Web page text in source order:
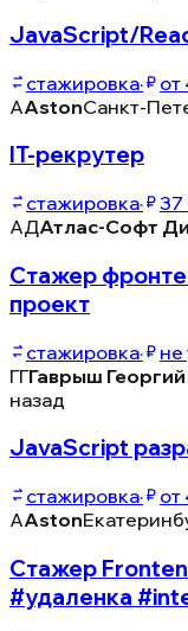
JavaScript/
стажировка·
AAstonСанкт-
IT-рекрутер
стажировка· 37
АДАтлас-Софт
Стажер
проект
стажировка· не
ГГГаврыш
назад
JavaScript
стажировка·
AAston
Стажер
#удаленка